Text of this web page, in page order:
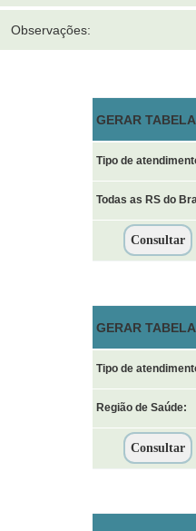
Observações:
GERAR
Tipo de
Todas as RS do
GERAR
Tipo de
Região de Saúde: